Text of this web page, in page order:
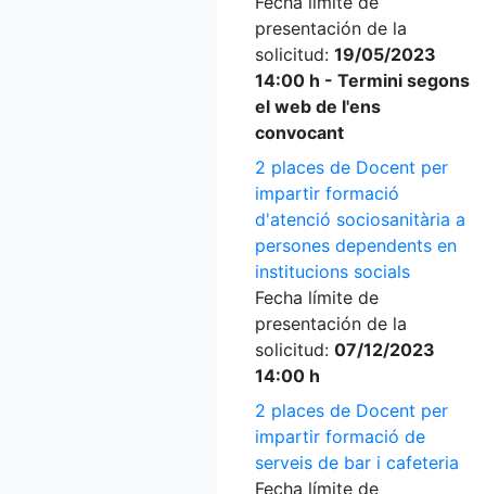
presentación de la
solicitud: 19/05/2023
14:00 h - Termini segons
el web de l'ens
convocant
2 places de Docent per
impartir formació
d'atenció sociosanitària a
persones dependents en
institucions socials
Fecha límite de
presentación de la
solicitud: 07/12/2023
14:00 h
2 places de Docent per
impartir formació de
serveis de bar i cafeteria
Fecha límite de